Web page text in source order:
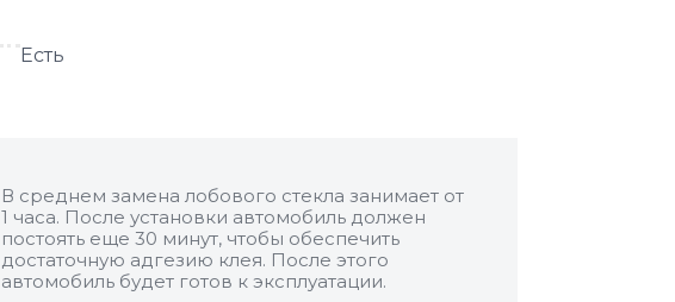
Есть
В среднем замена лобового стекла занимает от
1 часа. После установки автомобиль должен
постоять еще 30 минут, чтобы обеспечить
достаточную адгезию клея. После этого
автомобиль будет готов к эксплуатации.